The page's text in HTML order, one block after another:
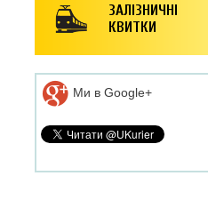
ЗАЛІЗНИЧНІ
КВИТКИ
Ми в Google+